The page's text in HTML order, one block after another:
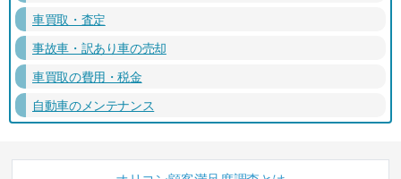
車買取・査定
事故車・訳あり車の売却
車買取の費用・税金
自動車のメンテナンス